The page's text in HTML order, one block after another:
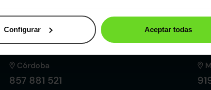
Configurar Aceptar todas
Alto
1,66m
Peso
1.449kg
Depósito
52l
Córdoba
857 881 521